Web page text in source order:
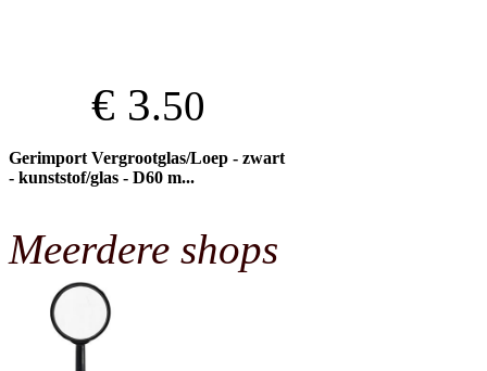
€ 3.50
Gerimport Vergrootglas/Loep - zwart
- kunststof/glas - D60 m...
Meerdere shops